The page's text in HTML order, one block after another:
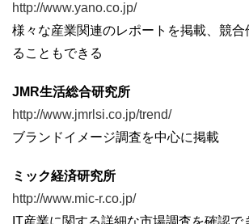
http://www.yano.co.jp/
様々な産業関連のレポートを掲載、競
ることもできる
JMR生活総合研究所
http://www.jmrlsi.co.jp/trend/
ブランドイメージ調査を中心に掲載
ミック経済研究所
http://www.mic-r.co.jp/
IT産業に関する詳細な市場調査を確認で